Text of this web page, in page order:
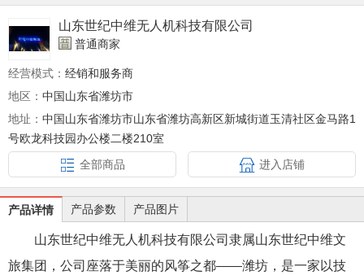
山东世纪中维无人机科技有限公司
普通商家
经营模式： 经销和服务商
地区： 中国山东省潍坊市
地址： 中国山东省潍坊市山东省潍坊高新区新城街道玉清社区金马路1
号欧龙科技园办公楼二楼210室
全部商品
进入店铺
产品详情 产品参数 产品图片
山东世纪中维无人机科技有限公司隶属山东世纪中维文
旅集团，公司座落于美丽的风筝之都——潍坊，是一家以技